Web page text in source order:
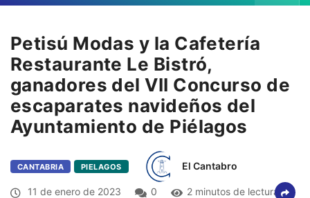
Petisú Modas y la Cafetería
Restaurante Le Bistró,
ganadores del VII Concurso de
escaparates navideños del
Ayuntamiento de Piélagos
CANTABRIA PIELAGOS El Cantabro
11 de enero de 2023 0 2 minutos de lectura